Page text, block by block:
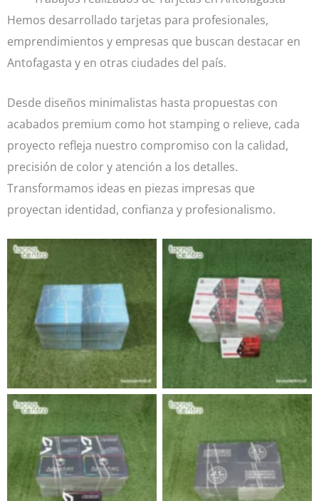
Hemos desarrollado tarjetas para profesionales,
emprendimientos y empresas que buscan destacar en
Antofagasta y en otras ciudades del país.
Desde diseños minimalistas hasta propuestas con
acabados premium como hot stamping o relieve, cada
proyecto refleja nuestro compromiso con la calidad,
precisión de color y atención a los detalles.
Transformamos ideas en piezas impresas que
proyectan identidad, confianza y profesionalismo.